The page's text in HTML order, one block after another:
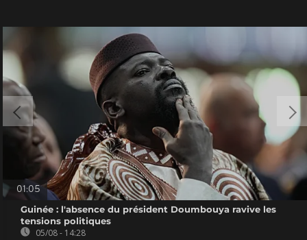
01:05
Guinée : l'absence du président Doumbouya ravive les
tensions politiques
05/08 - 14:28